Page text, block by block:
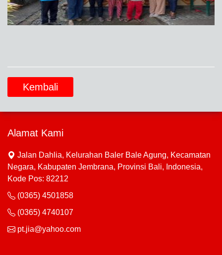
Kembali
Alamat Kami
Jalan Dahlia, Kelurahan Baler Bale Agung, Kecamatan
Negara, Kabupaten Jembrana, Provinsi Bali, Indonesia,
Kode Pos: 82212
(0365) 4501858
(0365) 4740107
pt.jia@yahoo.com